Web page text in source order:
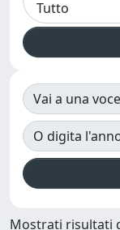
Vai a una
O digita
Mostrati risultati